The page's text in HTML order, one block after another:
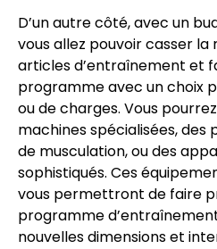
D’un autre côté, avec un
vous allez pouvoir casser
articles d’entraînement et
programme avec un choix
ou de charges. Vous
machines spécialisées, des
de musculation, ou des
sophistiqués. Ces
vous permettront de faire
programme
nouvelles dimensions et